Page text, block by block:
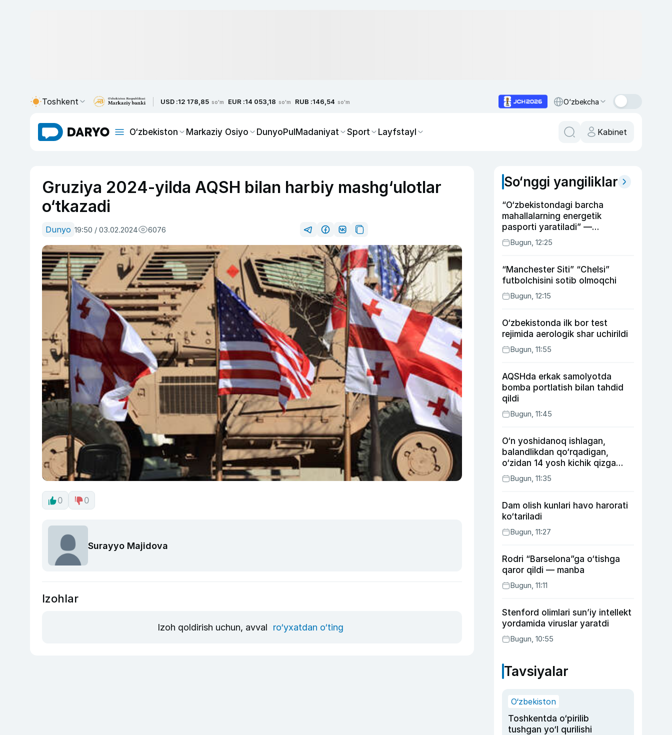
Toshkent USD :12 178,85 so'm EUR :14 053,18 so'm RUB :146,54 so'm O‘zbekcha
O‘zbekiston Markaziy Osiyo DunyoPulMadaniyat Sport Layfstayl Kabinet
Gruziya 2024-yilda AQSH bilan harbiy mashg‘ulotlar
o‘tkazadi
Dunyo 19:50 / 03.02.2024 6076
0 0
Surayyo Majidova
Izohlar
Izoh qoldirish uchun, avval ro‘yxatdan o‘ting
So‘nggi yangiliklar
“O‘zbekistondagi barcha
mahallalarning energetik
pasporti yaratiladi” —
Energetika vaziri
Bugun, 12:25
“Manchester Siti” “Chelsi”
futbolchisini sotib olmoqchi
Bugun, 12:15
O‘zbekistonda ilk bor test
rejimida aerologik shar uchirildi
Bugun, 11:55
AQSHda erkak samolyotda
bomba portlatish bilan tahdid
qildi
Bugun, 11:45
O‘n yoshidanoq ishlagan,
balandlikdan qo‘rqadigan,
o‘zidan 14 yosh kichik qizga
uylangan Yorqinxo‘ja Umarov
34 yoshda
Bugun, 11:35
Dam olish kunlari havo harorati
ko‘tariladi
Bugun, 11:27
Rodri “Barselona”ga o‘tishga
qaror qildi — manba
Bugun, 11:11
Stenford olimlari sun’iy intellekt
yordamida viruslar yaratdi
Bugun, 10:55
Tavsiyalar
O‘zbekiston
Toshkentda o‘pirilib
tushgan yo‘l qurilishi